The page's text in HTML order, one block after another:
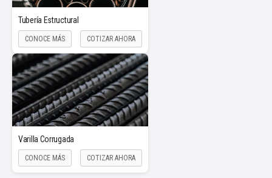
Tubería Estructural
CONOCE MÁS COTIZAR AHORA
Varilla Corrugada
CONOCE MÁS COTIZAR AHORA